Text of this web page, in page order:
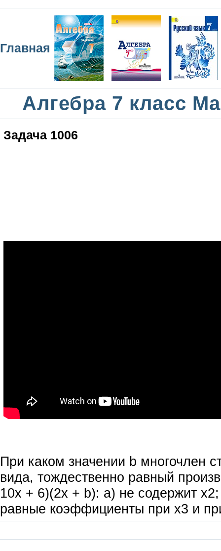
Главная
Алгебра 7 класс
Задача 1006
При каком значении b многочлен
вида, тождественно равный
10x + 6)(2x + b): а) не содержит
равные коэффициенты при х3 и